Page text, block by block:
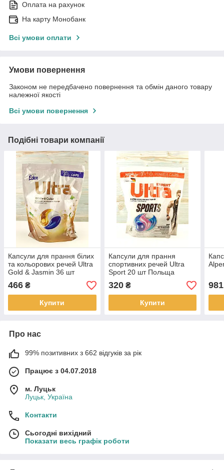
Оплата на рахунок
На карту Монобанк
Всі умови оплати
Умови повернення
Законом не передбачено повернення та обмін даного товару
належної якості
Всі умови повернення
Подібні товари компанії
Капсули для прання білих
та кольорових речей Ultra
Gold & Jasmin 36 шт
466 ₴
Купити
Капсули для прання
спортивних речей Ultra
Sport 20 шт Польща
320₴
Купити
981
Про нас
99% позитивних з 662 відгуків за рік
Працює з 04.07.2018
м. Луцьк
Луцьк, Україна
Контакти
Сьогодні вихідний
Показати весь графік роботи